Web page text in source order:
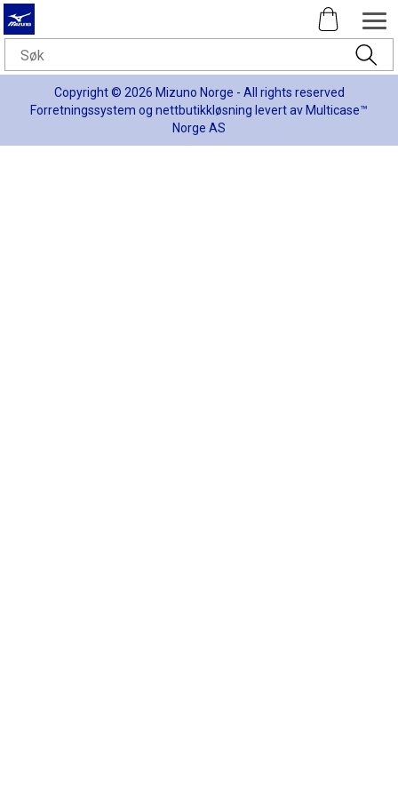
Copyright © 2026 Mizuno Norge - All rights reserved
Forretningssystem og nettbutikkløsning levert av Multicase™
Norge AS